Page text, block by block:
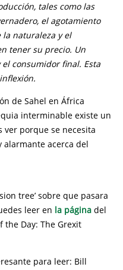
tales como las
el agotamiento
naturaleza y el
tener su precio. Un
consumidor final. Esta
de Sahel en África
interminable existe un
porque se necesita
alarmante acerca del
tree’ sobre que pasara
leer en la página del
the Day: The Grexit
para leer: Bill